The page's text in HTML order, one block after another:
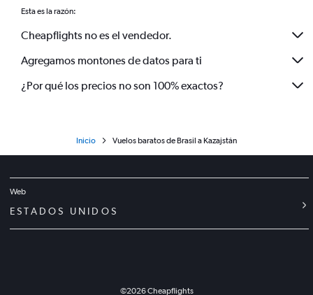
Esta es la razón:
Cheapflights no es el vendedor.
Agregamos montones de datos para ti
¿Por qué los precios no son 100% exactos?
Inicio Vuelos baratos de Brasil a Kazajstán
Web
ESTADOS UNIDOS
©2026Cheapflights